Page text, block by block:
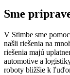
Sme
V Stimbe sme
našli riešenia na
riešenia majú
automotive a
roboty bližšie k